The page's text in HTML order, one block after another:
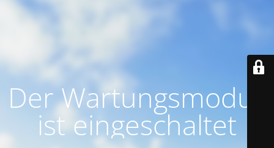
Der Wartungsmodus
ist eingeschaltet